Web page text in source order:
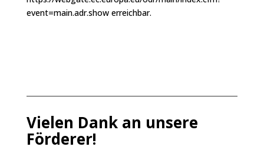
event=main.adr.show erreichbar.
Vielen Dank an unsere
Förderer!